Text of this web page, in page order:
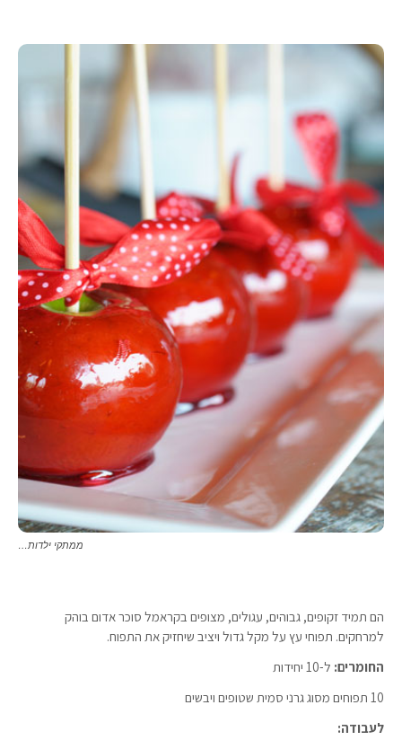
ממתקי ילדות…
הם תמיד זקופים, גבוהים, עגולים, מצופים בקראמל סוכר אדום בוהק
למרחקים. תפוחי עץ על מקל גדול ויציב שיחזיק את התפוח.
החומרים: ל-10 יחידות
10 תפוחים מסוג גרני סמית שטופים ויבשים
לעבודה: